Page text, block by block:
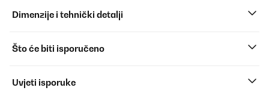
Dimenzije i tehnički detalji
Što će biti isporučeno
Uvjeti isporuke